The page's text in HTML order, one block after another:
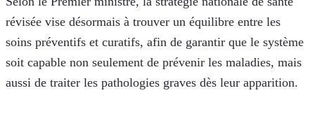
révisée vise désormais à trouver un équilibre entre les
soins préventifs et curatifs, afin de garantir que le système
soit capable non seulement de prévenir les maladies, mais
aussi de traiter les pathologies graves dès leur apparition.